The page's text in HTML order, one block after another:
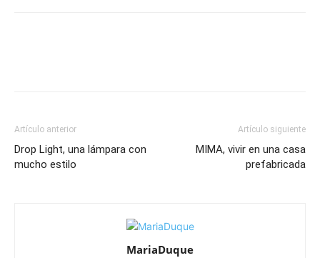
Artículo anterior
Drop Light, una lámpara con
mucho estilo
Artículo siguiente
MIMA, vivir en una casa
prefabricada
MariaDuque